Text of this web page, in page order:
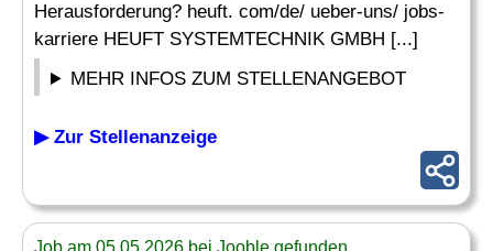
Herausforderung? heuft. com/de/ ueber-uns/ jobs-
karriere HEUFT SYSTEMTECHNIK GMBH [...]
MEHR INFOS ZUM STELLENANGEBOT
▶ Zur Stellenanzeige
Job am 05.05.2026 bei Jooble gefunden